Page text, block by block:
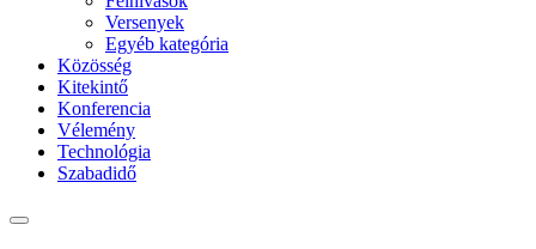
Versenyek
Egyéb kategória
Közösség
Kitekintő
Konferencia
Vélemény
Technológia
Szabadidő